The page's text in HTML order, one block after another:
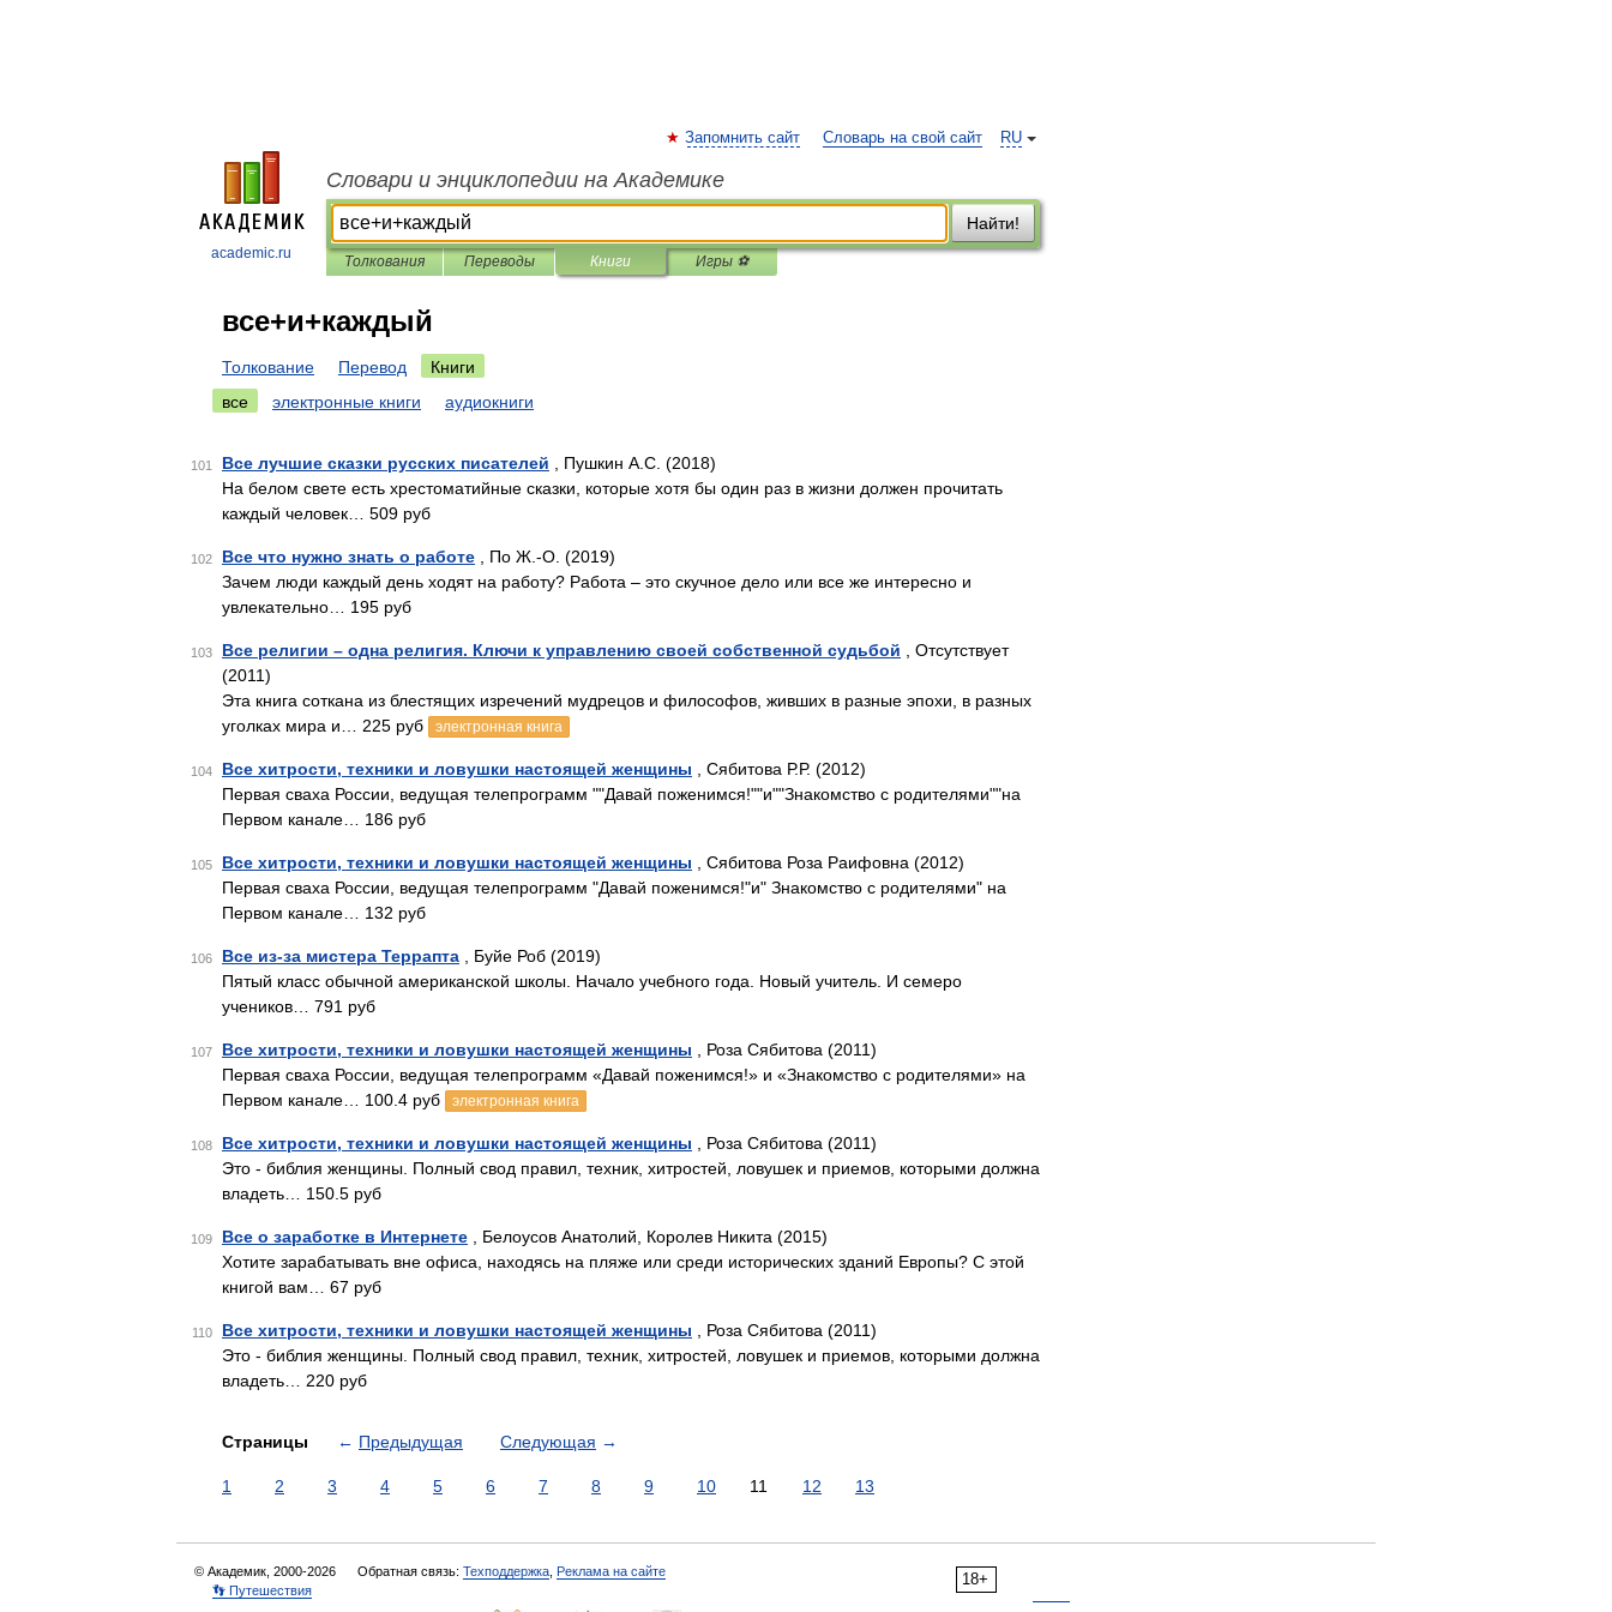
academic.ru
RU
Запомнить сайт Словарь на свой сайт
Словари и энциклопедии на Академике
Найти!
Толкования Переводы Книги Игры ⚽
все+и+каждый
Толкование Перевод
Книги
все
электронные книги аудиокниги
101 Все лучшие сказки русских писателей , Пушкин А.С. (2018)
На белом свете есть хрестоматийные сказки, которые хотя бы один раз в жизни должен прочитать
каждый человек… 509 руб
102 Все что нужно знать о работе , По Ж.-О. (2019)
Зачем люди каждый день ходят на работу? Работа – это скучное дело или все же интересно и
увлекательно… 195 руб
103 Все религии – одна религия. Ключи к управлению своей собственной судьбой , Отсутствует
(2011)
Эта книга соткана из блестящих изречений мудрецов и философов, живших в разные эпохи, в разных
уголках мира и… 225 руб
электронная книга
104 Все хитрости, техники и ловушки настоящей женщины , Сябитова Р.Р. (2012)
Первая сваха России, ведущая телепрограмм ""Давай поженимся!""и""Знакомство с родителями""на
Первом канале… 186 руб
105 Все хитрости, техники и ловушки настоящей женщины , Сябитова Роза Раифовна (2012)
Первая сваха России, ведущая телепрограмм "Давай поженимся!"и" Знакомство с родителями" на
Первом канале… 132 руб
106 Все из-за мистера Террапта , Буйе Роб (2019)
Пятый класс обычной американской школы. Начало учебного года. Новый учитель. И семеро
учеников… 791 руб
107 Все хитрости, техники и ловушки настоящей женщины , Роза Сябитова (2011)
Первая сваха России, ведущая телепрограмм «Давай поженимся!» и «Знакомство с родителями» на
Первом канале… 100.4 руб
электронная книга
108 Все хитрости, техники и ловушки настоящей женщины , Роза Сябитова (2011)
Это - библия женщины. Полный свод правил, техник, хитростей, ловушек и приемов, которыми должна
владеть… 150.5 руб
109 Все о заработке в Интернете , Белоусов Анатолий, Королев Никита (2015)
Хотите зарабатывать вне офиса, находясь на пляже или среди исторических зданий Европы? С этой
книгой вам… 67 руб
110 Все хитрости, техники и ловушки настоящей женщины , Роза Сябитова (2011)
Это - библия женщины. Полный свод правил, техник, хитростей, ловушек и приемов, которыми должна
владеть… 220 руб
Страницы ← Предыдущая Следующая →
1 2 3 4 5 6 7 8 9 10 11 12 13
18+
© Академик, 2000-2026 Обратная связь: Техподдержка Реклама на сайте
👣 Путешествия